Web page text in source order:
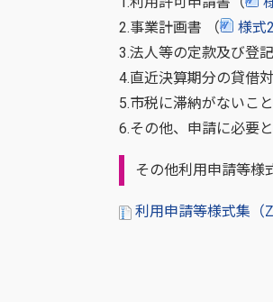
2.事業計画書 （
様式
3.法人等の定款及び登
4.直近決算期分の貸借
5.市税に滞納がないこ
6.その他、申請に必要
その他利用申請等様
利用申請等様式集（